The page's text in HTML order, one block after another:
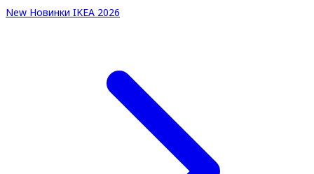
New Новинки IKEA 2026